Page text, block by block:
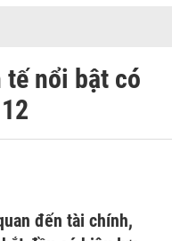
nổi bật có
đến tài chính,